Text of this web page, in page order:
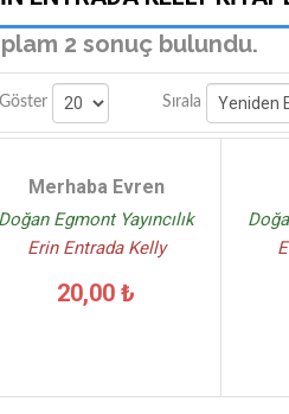
2 sonuç bulundu.
Göster Sırala
Merhaba Evren
Doğan Egmont Yayıncılık
Erin Entrada Kelly
20,00 ₺